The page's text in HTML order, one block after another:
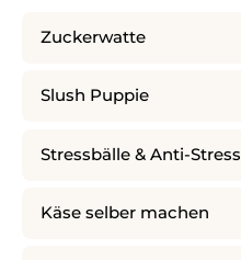
Zuckerwatte
Slush Puppie
Stressbälle & Anti-Stress
Käse selber machen